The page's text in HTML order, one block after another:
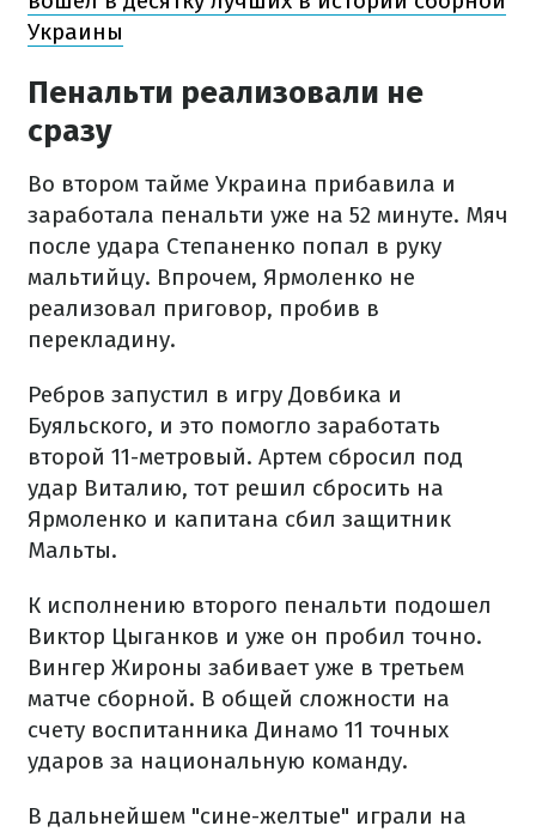
Украины
Пенальти реализовали не
сразу
Во втором тайме Украина прибавила и
заработала пенальти уже на 52 минуте. Мяч
после удара Степаненко попал в руку
мальтийцу. Впрочем, Ярмоленко не
реализовал приговор, пробив в
перекладину.
Ребров запустил в игру Довбика и
Буяльского, и это помогло заработать
второй 11-метровый. Артем сбросил под
удар Виталию, тот решил сбросить на
Ярмоленко и капитана сбил защитник
Мальты.
К исполнению второго пенальти подошел
Виктор Цыганков и уже он пробил точно.
Вингер Жироны забивает уже в третьем
матче сборной. В общей сложности на
счету воспитанника Динамо 11 точных
ударов за национальную команду.
В дальнейшем "сине-желтые" играли на